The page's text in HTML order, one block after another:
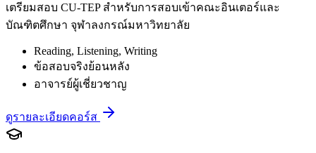
เตรียมสอบ CU-TEP สำหรับการสอบเข้าคณะอินเตอร์และ
บัณฑิตศึกษา จุฬาลงกรณ์มหาวิทยาลัย
Reading, Listening, Writing
ข้อสอบจริงย้อนหลัง
อาจารย์ผู้เชี่ยวชาญ
ดูรายละเอียดคอร์ส